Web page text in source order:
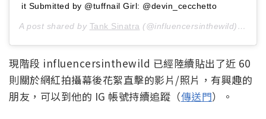
it Submitted by @tuffnail Girl: @devin_cecchetto
A post shared by Tank Sinatra (@influencersinthewild) on
現階段 influencersinthewild 已經陸續貼出了近 60
則關於網紅拍攝幕後花絮直擊的影片/照片，有興趣的
朋友，可以到他的 IG 帳號持續追蹤（傳送門）。